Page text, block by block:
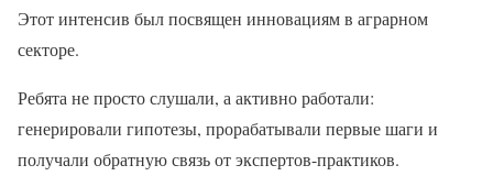
Этот интенсив был посвящен инновациям в аграрном
секторе.
Ребята не просто слушали, а активно работали:
генерировали гипотезы, прорабатывали первые шаги и
получали обратную связь от экспертов-практиков.